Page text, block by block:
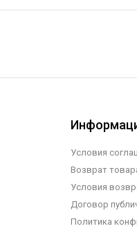
Условия
Возврат
Условия
Договор
Политика